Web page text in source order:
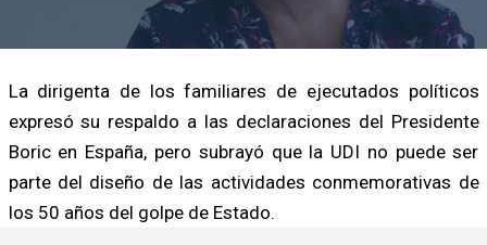
La dirigenta de los familiares de ejecutados políticos
expresó su respaldo a las declaraciones del Presidente
Boric en España, pero subrayó que la UDI no puede ser
parte del diseño de las actividades conmemorativas de
los 50 años del golpe de Estado.